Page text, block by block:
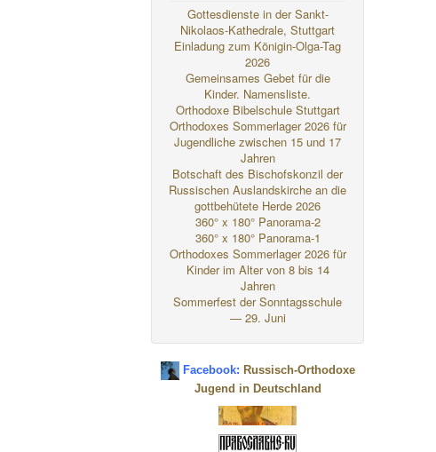
Gottesdienste in der Sankt-
Nikolaos-Kathedrale, Stuttgart
Einladung zum Königin-Olga-Tag
2026
Gemeinsames Gebet für die
Kinder. Namensliste.
Orthodoxe Bibelschule Stuttgart
Orthodoxes Sommerlager 2026 für
Jugendliche zwischen 15 und 17
Jahren
Botschaft des Bischofskonzil der
Russischen Auslandskirche an die
gottbehütete Herde 2026
360° x 180° Panorama-2
360° x 180° Panorama-1
Orthodoxes Sommerlager 2026 für
Kinder im Alter von 8 bis 14
Jahren
Sommerfest der Sonntagsschule
— 29. Juni
Facebook: Russisch-Orthodoxe
Jugend in Deutschland